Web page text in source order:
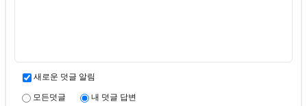
새로운 덧글 알림
모든덧글 내 덧글 답변